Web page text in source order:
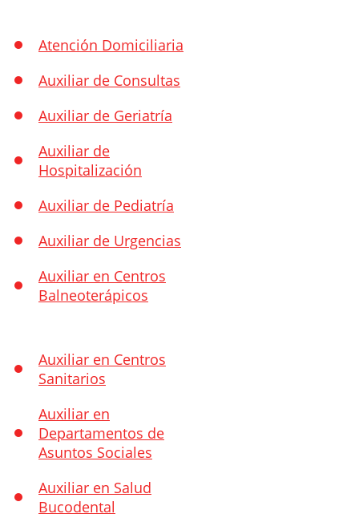
Atención Domiciliaria
Auxiliar de Consultas
Auxiliar de Geriatría
Auxiliar de
Hospitalización
Auxiliar de Pediatría
Auxiliar de Urgencias
Auxiliar en Centros
Balneoterápicos
Auxiliar en Centros
Sanitarios
Auxiliar en
Departamentos de
Asuntos Sociales
Auxiliar en Salud
Bucodental